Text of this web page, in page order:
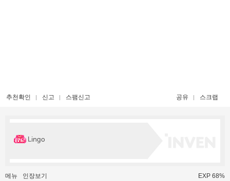
추천확인 신고 스팸신고 공유 스크랩
Lingo
메뉴 인장보기 EXP 68%